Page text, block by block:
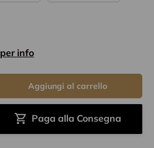
info
Aggiungi al carrello
Paga alla Consegna